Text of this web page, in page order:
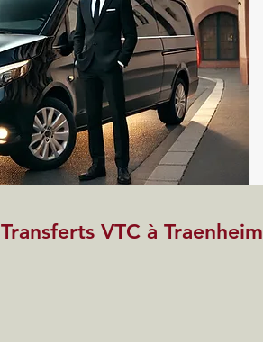
Transferts VTC à Traenheim